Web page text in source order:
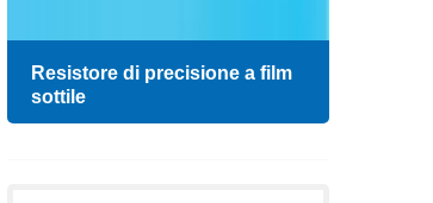
Resistore di precisione a film
sottile